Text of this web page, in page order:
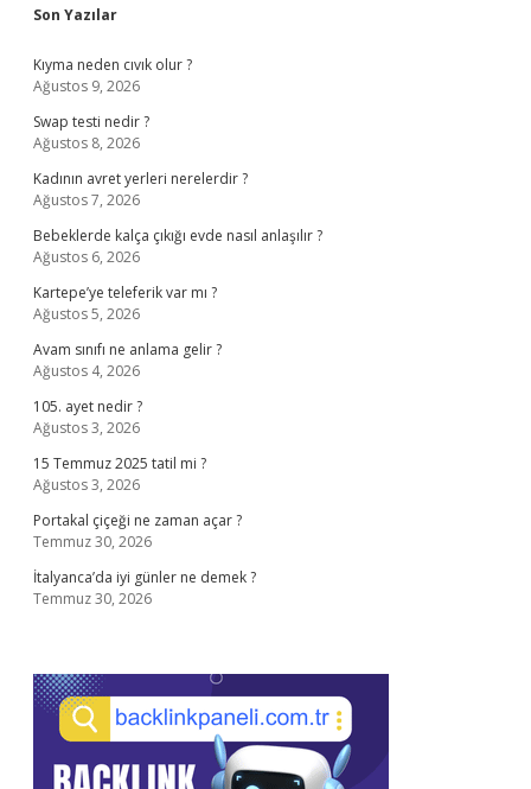
Sidebar
Son Yazılar
Kıyma neden cıvık olur ?
Ağustos 9, 2026
Swap testi nedir ?
Ağustos 8, 2026
Kadının avret yerleri nerelerdir ?
Ağustos 7, 2026
Bebeklerde kalça çıkığı evde nasıl anlaşılır ?
Ağustos 6, 2026
Kartepe’ye teleferik var mı ?
Ağustos 5, 2026
Avam sınıfı ne anlama gelir ?
Ağustos 4, 2026
105. ayet nedir ?
Ağustos 3, 2026
15 Temmuz 2025 tatil mi ?
Ağustos 3, 2026
Portakal çiçeği ne zaman açar ?
Temmuz 30, 2026
İtalyanca’da iyi günler ne demek ?
Temmuz 30, 2026